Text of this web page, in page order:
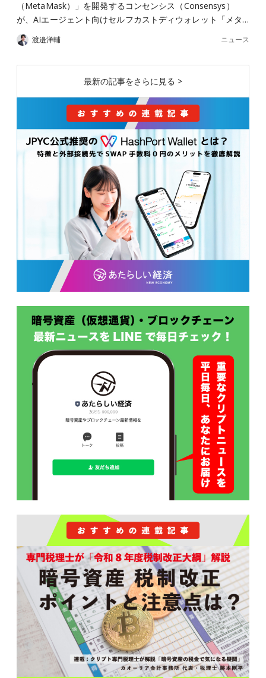
（MetaMask）」を開発するコンセンシス（Consensys）
が、AIエージェント向けセルフカストディウォレット「メタ…
渡邉洋輔 ニュース
最新の記事をさらに見る >